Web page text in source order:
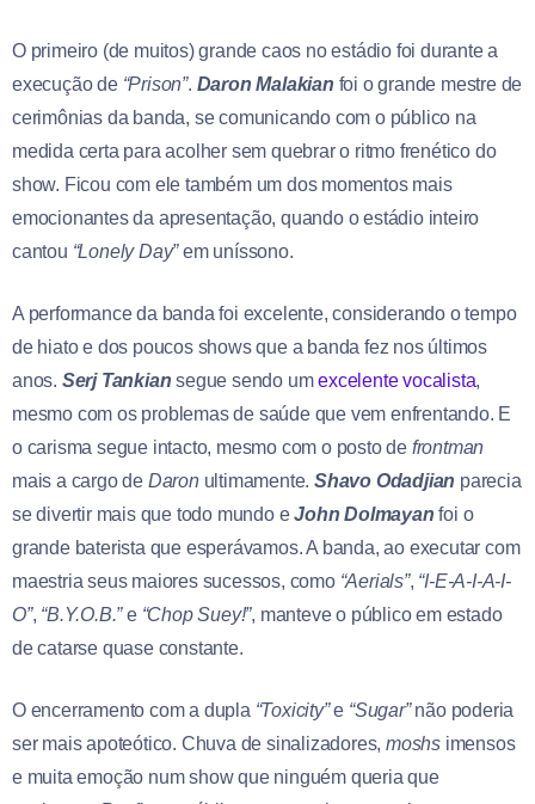
O primeiro (de muitos) grande caos no estádio foi durante a
execução de “Prison”. Daron Malakian foi o grande mestre de
cerimônias da banda, se comunicando com o público na
medida certa para acolher sem quebrar o ritmo frenético do
show. Ficou com ele também um dos momentos mais
emocionantes da apresentação, quando o estádio inteiro
cantou “Lonely Day”em uníssono.
A performance da banda foi excelente, considerando o tempo
de hiato e dos poucos shows que a banda fez nos últimos
anos. Serj Tankian segue sendo umexcelente vocalista,
mesmo com os problemas de saúde que vem enfrentando. E
o carisma segue intacto, mesmo com o posto de frontman
mais a cargo de Daronultimamente.Shavo Odadjian parecia
se divertir mais que todo mundo eJohn Dolmayan foi o
grande baterista que esperávamos. A banda, ao executar com
maestria seus maiores sucessos, como “Aerials”, “I-E-A-I-A-I-
O”, “B.Y.O.B.”e “Chop Suey!”, manteve o público em estado
de catarse quase constante.
O encerramento com a dupla “Toxicity”e “Sugar”não poderia
ser mais apoteótico. Chuva de sinalizadores, moshs imensos
e muita emoção num show que ninguém queria que